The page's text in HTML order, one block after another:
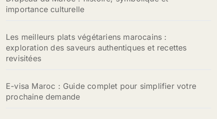
importance culturelle
Les meilleurs plats végétariens marocains :
exploration des saveurs authentiques et recettes
revisitées
E-visa Maroc : Guide complet pour simplifier votre
prochaine demande